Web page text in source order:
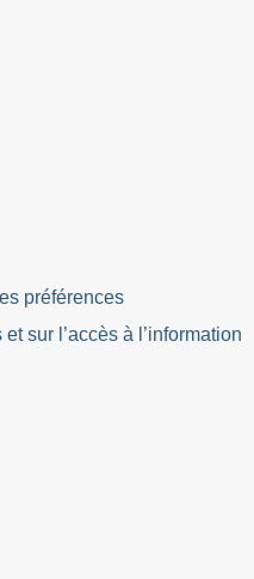
préférences
sur l’accès à l’information